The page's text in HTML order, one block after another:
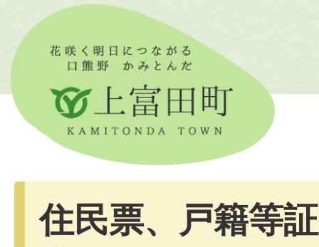
住民票、戸籍等